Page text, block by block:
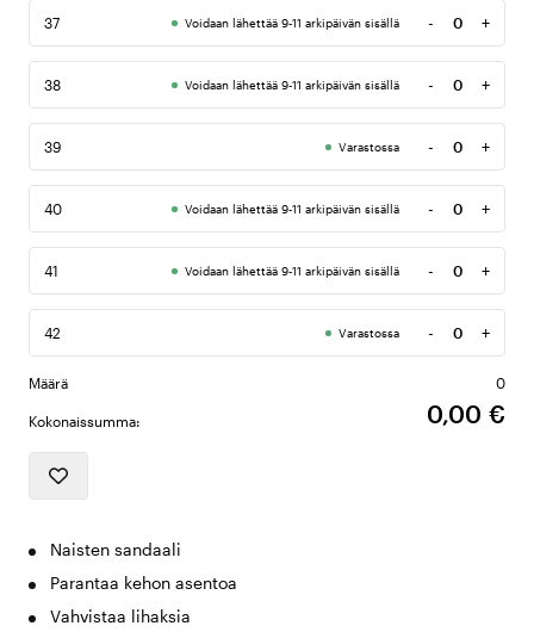
37 Voidaan lähettää 9-11 arkipäivän sisällä -
Määrä
+
38 Voidaan lähettää 9-11 arkipäivän sisällä -
Määrä
+
39 Varastossa -
Määrä
+
40 Voidaan lähettää 9-11 arkipäivän sisällä -
Määrä
+
41 Voidaan lähettää 9-11 arkipäivän sisällä -
Määrä
+
42 Varastossa -
Määrä
+
Määrä 0
Kokonaissumma: 0,00 €
Naisten sandaali
Parantaa kehon asentoa
Vahvistaa lihaksia